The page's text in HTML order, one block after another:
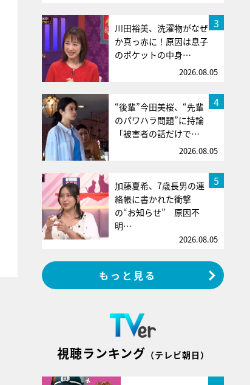
3
川田裕美、洗濯物がなぜ
か真っ赤に！原因は息子
のポケットの中身…
2026.08.05
4
“後輩”今田美桜、“先輩
のパワハラ問題”に持論
「被害者の話だけで…
2026.08.05
5
加藤夏希、7歳長男の連
絡帳に書かれた衝撃
の“お知らせ” 原因不
明…
2026.08.05
もっと見る
視聴ランキング （テレビ朝日）